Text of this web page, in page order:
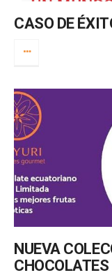
CASO DE
NUEVA